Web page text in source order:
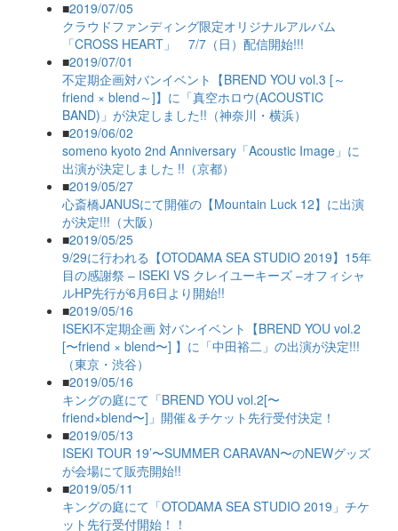
■2019/07/05
クラウドファンディング限定オリジナルアルバム
「CROSS HEART」 7/7（日）配信開始!!!
■2019/07/01
不定期企画対バンイベント【BREND YOU vol.3 [～
friend × blend～]】に「真空ホロウ(ACOUSTIC
BAND)」が決定しました!!（神奈川・横浜）
■2019/06/02
someno kyoto 2nd Anniversary「Acoustic Image」に
出演が決定しました !!（京都）
■2019/05/27
心斎橋JANUSにて開催の【Mountain Luck 12】に出演
が決定!!!（大阪）
■2019/05/25
9/29に行われる【OTODAMA SEA STUDIO 2019】15年
目の感謝祭 – ISEKI VS クレイユーキーズ –オフィシャ
ルHP先行が6月6日より開始!!
■2019/05/16
ISEKI不定期企画 対バンイベント【BREND YOU vol.2
[〜friend × blend〜] 】に「中田裕二」の出演が決定!!!
（東京・渋谷）
■2019/05/16
キングの庭にて「BREND YOU vol.2[〜
friend×blend〜]」開催＆チケット先行受付決定！
■2019/05/13
ISEKI TOUR 19’〜SUMMER CARAVAN〜のNEWグッズ
が会場にて販売開始!!
■2019/05/11
キングの庭にて「OTODAMA SEA STUDIO 2019」チケ
ット先行受付開始！！